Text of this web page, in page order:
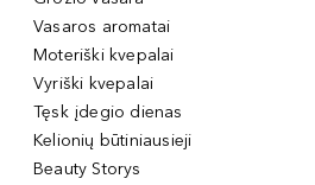
Vasaros aromatai
Moteriški kvepalai
Vyriški kvepalai
Tęsk įdegio dienas
Kelionių būtiniausieji
Beauty Storys